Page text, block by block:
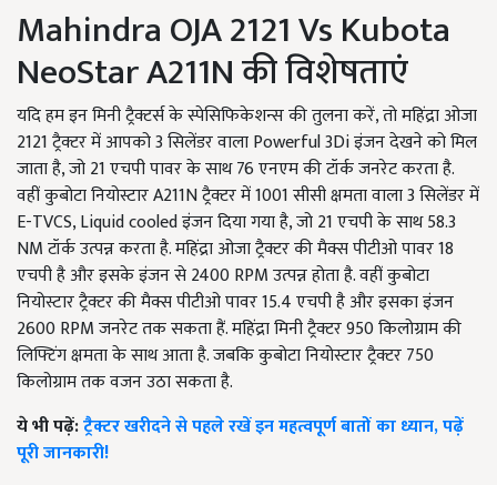
Mahindra OJA 2121 Vs Kubota
NeoStar A211N की विशेषताएं
यदि हम इन मिनी ट्रैक्टर्स के स्पेसिफिकेशन्स की तुलना करें, तो महिंद्रा ओजा
2121 ट्रैक्टर में आपको 3 सिलेंडर वाला Powerful 3Di इंजन देखने को मिल
जाता है, जो 21 एचपी पावर के साथ 76 एनएम की टॉर्क जनरेट करता है.
वहीं कुबोटा नियोस्टार A211N ट्रैक्टर में 1001 सीसी क्षमता वाला 3 सिलेंडर में
E-TVCS, Liquid cooled इंजन दिया गया है, जो 21 एचपी के साथ 58.3
NM टॉर्क उत्पन्न करता है. महिंद्रा ओजा ट्रैक्टर की मैक्स पीटीओ पावर 18
एचपी है और इसके इंजन से 2400 RPM उत्पन्न होता है. वहीं कुबोटा
नियोस्टार ट्रैक्टर की मैक्स पीटीओ पावर 15.4 एचपी है और इसका इंजन
2600 RPM जनरेट तक सकता हैं. महिंद्रा मिनी ट्रैक्टर 950 किलोग्राम की
लिफ्टिंग क्षमता के साथ आता है. जबकि कुबोटा नियोस्टार ट्रैक्टर 750
किलोग्राम तक वजन उठा सकता है.
ये भी पढ़ें:ट्रैक्टर खरीदने से पहले रखें इन महत्वपूर्ण बातों का ध्यान, पढ़ें
पूरी जानकारी!